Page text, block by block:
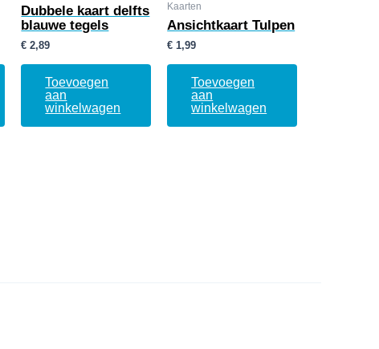
Dubbele kaart delfts
blauwe tegels
€ 2,89
Toevoegen
aan
winkelwagen
Kaarten
Ansichtkaart Tulpen
€ 1,99
Toevoegen
aan
winkelwagen